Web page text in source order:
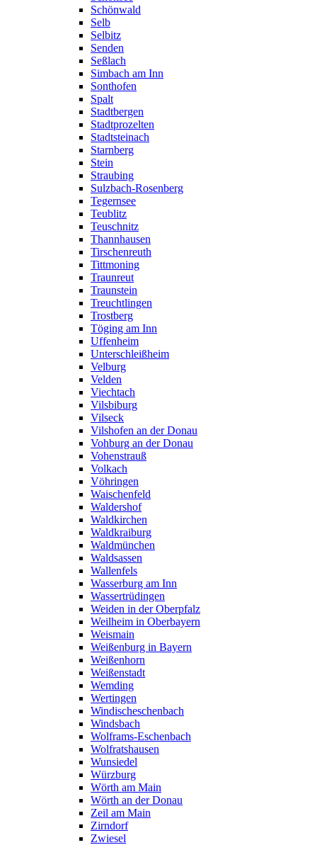
Schönwald
Selb
Selbitz
Senden
Seßlach
Simbach am Inn
Sonthofen
Spalt
Stadtbergen
Stadtprozelten
Stadtsteinach
Starnberg
Stein
Straubing
Sulzbach-Rosenberg
Tegernsee
Teublitz
Teuschnitz
Thannhausen
Tirschenreuth
Tittmoning
Traunreut
Traunstein
Treuchtlingen
Trostberg
Töging am Inn
Uffenheim
Unterschleißheim
Velburg
Velden
Viechtach
Vilsbiburg
Vilseck
Vilshofen an der Donau
Vohburg an der Donau
Vohenstrauß
Volkach
Vöhringen
Waischenfeld
Waldershof
Waldkirchen
Waldkraiburg
Waldmünchen
Waldsassen
Wallenfels
Wasserburg am Inn
Wassertrüdingen
Weiden in der Oberpfalz
Weilheim in Oberbayern
Weismain
Weißenburg in Bayern
Weißenhorn
Weißenstadt
Wemding
Wertingen
Windischeschenbach
Windsbach
Wolframs-Eschenbach
Wolfratshausen
Wunsiedel
Würzburg
Wörth am Main
Wörth an der Donau
Zeil am Main
Zirndorf
Zwiesel